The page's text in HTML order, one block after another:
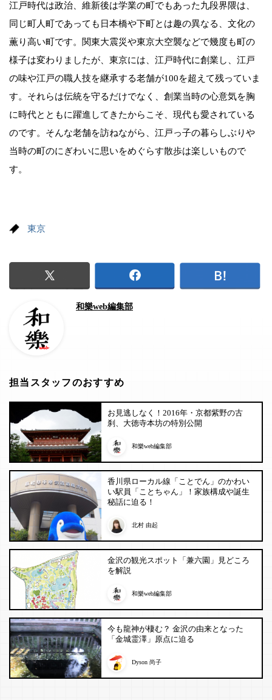
江戸時代は政治、維新後は学業の町でもあった九段界隈は、
同じ町人町であっても日本橋や下町とは趣の異なる、文化の
薫り高い町です。関東大震災や東京大空襲などで幾度も町の
様子は変わりましたが、東京には、江戸時代に創業し、江戸
の味や江戸の職人技を継承する老舗が100を超えて残っていま
す。それらは伝統を守るだけでなく、創業当時の心意気を胸
に時代とともに躍進してきたからこそ、現代も愛されている
のです。そんな老舗を訪ねながら、江戸っ子の暮らしぶりや
当時の町のにぎわいに思いをめぐらす散歩は楽しいもので
す。
東京
和樂web編集部
担当スタッフのおすすめ
お見逃しなく！2016年・京都紫野の古
刹、大徳寺本坊の特別公開
和樂web編集部
香川県ローカル線「ことでん」のかわい
い駅員「ことちゃん」！家族構成や誕生
秘話に迫る！
北村 由起
金沢の観光スポット「兼六園」見どころ
を解説
和樂web編集部
今も龍神が棲む？ 金沢の由来となった
「金城霊澤」原点に迫る
Dyson 尚子